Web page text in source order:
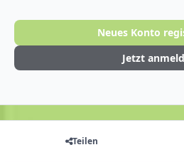
Neues Konto
Jetzt
Teilen